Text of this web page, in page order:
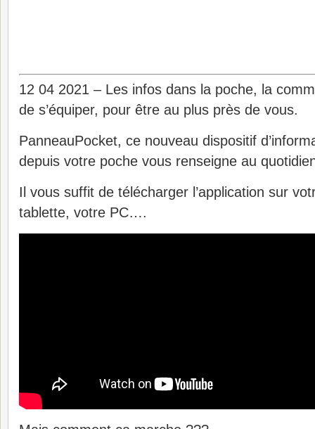
12 04 2021 – Les infos dans la poche, la
de s’équiper, pour être au plus près de vous.
PanneauPocket, ce nouveau dispositif
depuis votre poche vous renseigne au
Il vous suffit de télécharger l’application sur
tablette, votre PC….